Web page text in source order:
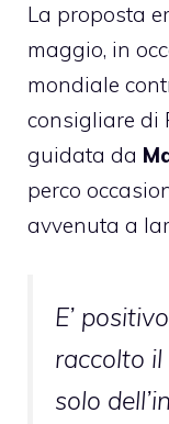
La proposta
maggio, in
mondiale
consigliare di
guidata da
perco
avvenuta a
E’
raccolto
solo